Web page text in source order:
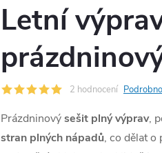
Letní
2 hodnocení
Prázdninovýsešit plný výprav,
stran plných nápadů, co dělat o